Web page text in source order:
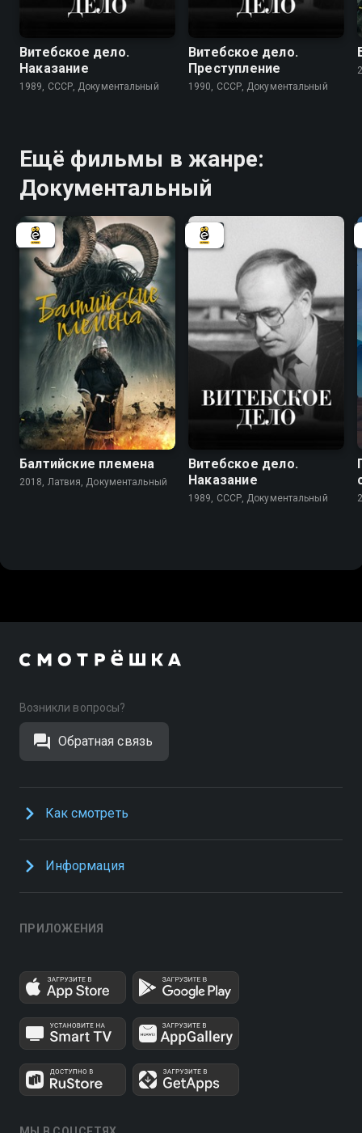
Витебское дело.
Наказание
1989, СССР, Документальный
Витебское дело.
Преступление
1990, СССР, Документальный
Ещё фильмы в жанре:
Документальный
7.0
Балтийские племена
2018, Латвия, Документальный
Витебское дело.
Наказание
1989, СССР, Документальный
Возникли вопросы?
Обратная связь
Как смотреть
Информация
ПРИЛОЖЕНИЯ